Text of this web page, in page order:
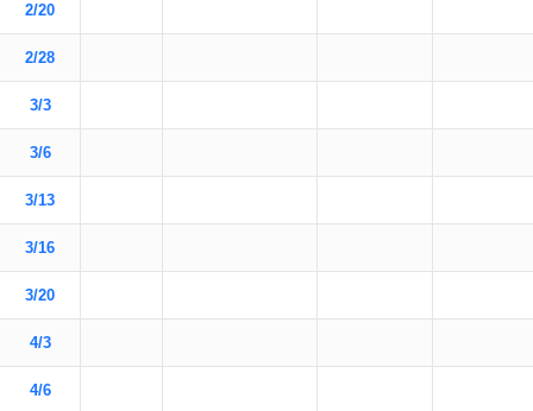
2/20
2/28
3/3
3/6
3/13
3/16
3/20
4/3
4/6